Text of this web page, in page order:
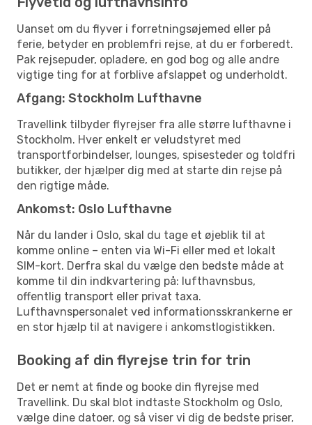
Uanset om du flyver i forretningsøjemed eller på
ferie, betyder en problemfri rejse, at du er forberedt.
Pak rejsepuder, opladere, en god bog og alle andre
vigtige ting for at forblive afslappet og underholdt.
Afgang: Stockholm Lufthavne
Travellink tilbyder flyrejser fra alle større lufthavne i
Stockholm. Hver enkelt er veludstyret med
transportforbindelser, lounges, spisesteder og toldfri
butikker, der hjælper dig med at starte din rejse på
den rigtige måde.
Ankomst: Oslo Lufthavne
Når du lander i Oslo, skal du tage et øjeblik til at
komme online – enten via Wi-Fi eller med et lokalt
SIM-kort. Derfra skal du vælge den bedste måde at
komme til din indkvartering på: lufthavnsbus,
offentlig transport eller privat taxa.
Lufthavnspersonalet ved informationsskrankerne er
en stor hjælp til at navigere i ankomstlogistikken.
Booking af din flyrejse trin for trin
Det er nemt at finde og booke din flyrejse med
Travellink. Du skal blot indtaste Stockholm og Oslo,
vælge dine datoer, og så viser vi dig de bedste priser,